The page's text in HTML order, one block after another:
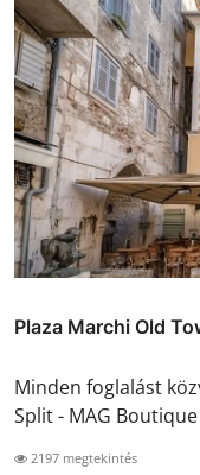
Plaza Marchi Old
Minden foglalást
Split - MAG
2197 megtekintés